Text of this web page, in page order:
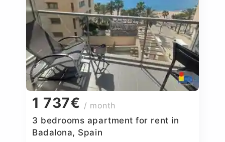
1 737€ / month
3 bedrooms apartment for rent in
Badalona, Spain